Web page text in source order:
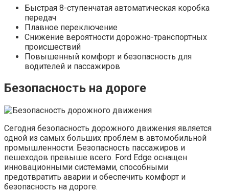
Быстрая 8-ступенчатая автоматическая коробка
передач
Плавное переключение
Снижение вероятности дорожно-транспортных
происшествий
Повышенный комфорт и безопасность для
водителей и пассажиров
Безопасность на дороге
Сегодня безопасность дорожного движения является
одной из самых больших проблем в автомобильной
промышленности. Безопасность пассажиров и
пешеходов превыше всего. Ford Edge оснащен
инновационными системами, способными
предотвратить аварии и обеспечить комфорт и
безопасность на дороге.